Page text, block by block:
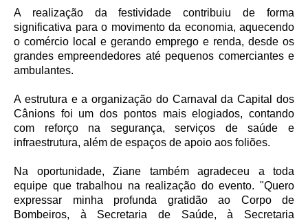
A realização da festividade contribuiu de forma
significativa para o movimento da economia, aquecendo
o comércio local e gerando emprego e renda, desde os
grandes empreendedores até pequenos comerciantes e
ambulantes.
A estrutura e a organização do Carnaval da Capital dos
Cânions foi um dos pontos mais elogiados, contando
com reforço na segurança, serviços de saúde e
infraestrutura, além de espaços de apoio aos foliões.
Na oportunidade, Ziane também agradeceu a toda
equipe que trabalhou na realização do evento. "Quero
expressar minha profunda gratidão ao Corpo de
Bombeiros, à Secretaria de Saúde, à Secretaria